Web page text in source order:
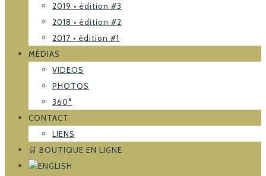
2019 • édition #3
2018 • édition #2
2017 • édition #1
MÉDIAS
VIDEOS
PHOTOS
360°
CONTACT
LIENS
🛒 BOUTIQUE EN LIGNE